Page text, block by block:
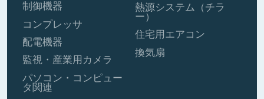
制御機器
コンプレッサ
配電機器
監視・産業用カメラ
パソコン・コンピュー
タ関連
熱源システム（チラ
ー）
住宅用エアコン
換気扇